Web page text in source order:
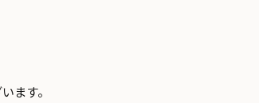
ます。